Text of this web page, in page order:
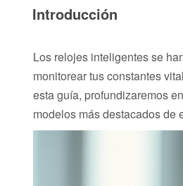
Introducción
Los relojes inteligentes se
monitorear tus constantes
esta guía, profundizaremos
modelos más destacados de